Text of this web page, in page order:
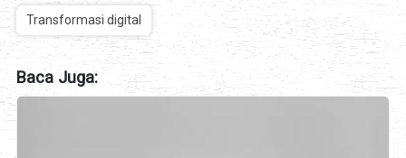
Transformasi digital
Baca Juga: